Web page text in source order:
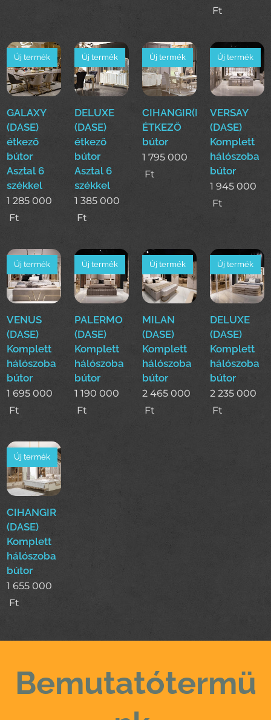
Ft
GALAXY
(DASE)
étkező
bútor
Asztal 6
székkel
Új termék
1 285 000
Ft
DELUXE
(DASE)
étkező
bútor
Asztal 6
székkel
Új termék
1 385 000
Ft
CIHANGIR(DASE)Komplett
ÉTKEZŐ
bútor
Új termék
1 795 000
Ft
VERSAY
(DASE)
Komplett
hálószoba
bútor
Új termék
1 945 000
Ft
VENUS
(DASE)
Komplett
hálószoba
bútor
Új termék
1 695 000
Ft
PALERMO
(DASE)
Komplett
hálószoba
bútor
Új termék
1 190 000
Ft
MILAN
(DASE)
Komplett
hálószoba
bútor
Új termék
2 465 000
Ft
DELUXE
(DASE)
Komplett
hálószoba
bútor
Új termék
2 235 000
Ft
CIHANGIR
(DASE)
Komplett
hálószoba
bútor
Új termék
1 655 000
Ft
Bemutatótermü